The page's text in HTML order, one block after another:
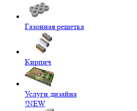
Газонная решетка
Кирпич
Услуги дизайна
!NEW